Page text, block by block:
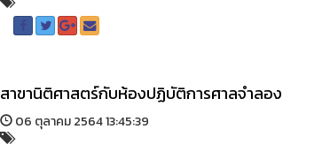
สาขานิติศาสตร์กับห้องปฏิบัติการศาลจำลอง
06 ตุลาคม 2564 13:45:39